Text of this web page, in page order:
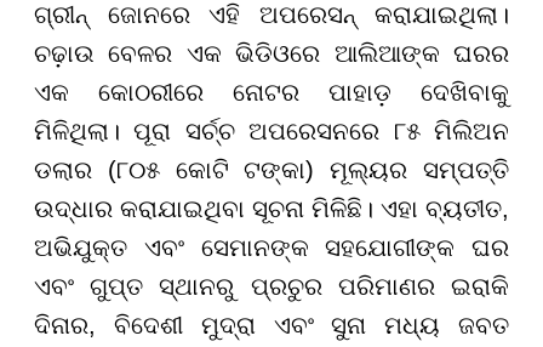
ଗ୍ରୀନ୍ ଜୋନରେ ଏହି ଅପରେସନ୍ କରାଯାଇଥିଲା।
ଚଢ଼ାଉ ବେଳର ଏକ ଭିଡିଓରେ ଆଲିଆଙ୍କ ଘରର
ଏକ କୋଠରୀରେ ନୋଟର ପାହାଡ଼ ଦେଖିବାକୁ
ମିଳିଥିଲା। ପୂରା ସର୍ଚ୍ଚ ଅପରେସନରେ ୮୫ ମିଲିଅନ
ଡଲାର (୮୦୫ କୋଟି ଟଙ୍କା) ମୂଲ୍ୟର ସମ୍ପତ୍ତି
ଉଦ୍ଧାର କରାଯାଇଥିବା ସୂଚନା ମିଳିଛି। ଏହା ବ୍ୟତୀତ,
ଅଭିଯୁକ୍ତ ଏବଂ ସେମାନଙ୍କ ସହଯୋଗୀଙ୍କ ଘର
ଏବଂ ଗୁପ୍ତ ସ୍ଥାନରୁ ପ୍ରଚୁର ପରିମାଣର ଇରାକି
ଦିନାର, ବିଦେଶୀ ମୁଦ୍ରା ଏବଂ ସୁନା ମଧ୍ୟ ଜବତ